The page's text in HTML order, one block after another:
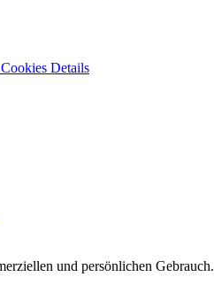
Details
und persönlichen Gebrauch.